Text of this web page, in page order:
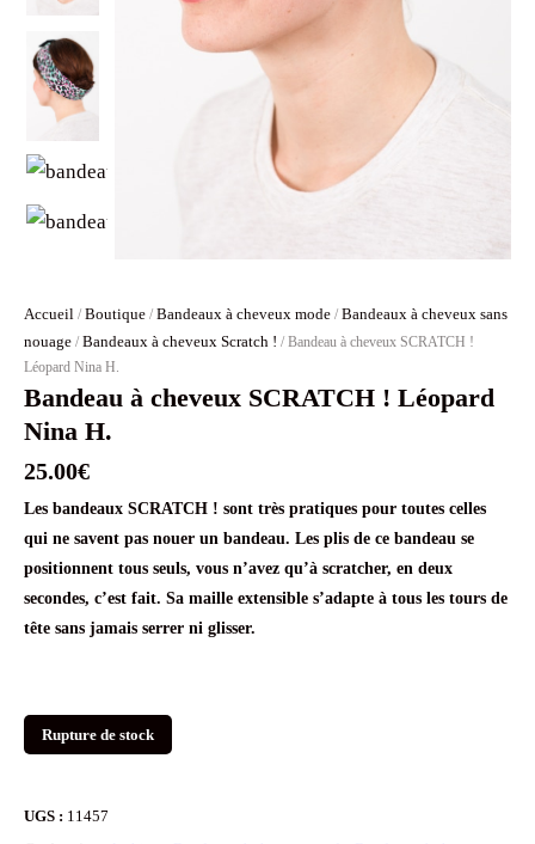
Accueil / Boutique / Bandeaux à cheveux mode / Bandeaux à cheveux sans
nouage / Bandeaux à cheveux Scratch ! / Bandeau à cheveux SCRATCH !
Léopard Nina H.
Bandeau à cheveux SCRATCH ! Léopard
Nina H.
25.00€
Les bandeaux SCRATCH ! sont très pratiques pour toutes celles
qui ne savent pas nouer un bandeau. Les plis de ce bandeau se
positionnent tous seuls, vous n’avez qu’à scratcher, en deux
secondes, c’est fait. Sa maille extensible s’adapte à tous les tours de
tête sans jamais serrer ni glisser.
Rupture de stock
UGS : 11457